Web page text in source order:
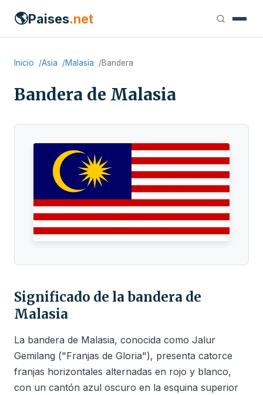
🌎Paises.net
Inicio Asia Malasia Bandera
Bandera de Malasia
Significado de la bandera de
Malasia
La bandera de Malasia, conocida como Jalur
Gemilang ("Franjas de Gloria"), presenta catorce
franjas horizontales alternadas en rojo y blanco,
con un cantón azul oscuro en la esquina superior